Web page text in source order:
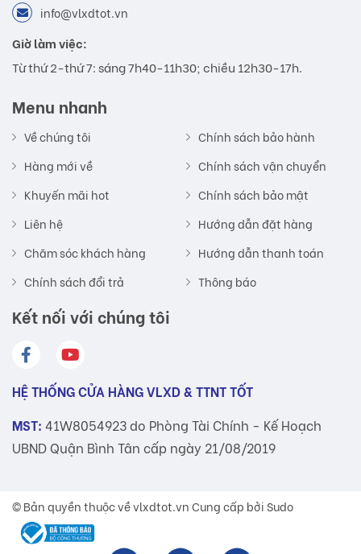
info@vlxdtot.vn
Giờ làm việc:
Từ thứ 2-thứ 7: sáng 7h40-11h30; chiều 12h30-17h.
Menu nhanh
Về chúng tôi
Hàng mới về
Khuyến mãi hot
Liên hệ
Chăm sóc khách hàng
Chính sách đổi trả
Chính sách bảo hành
Chính sách vận chuyển
Chính sách bảo mật
Hướng dẫn đặt hàng
Hướng dẫn thanh toán
Thông báo
Kết nối với chúng tôi
HỆ THỐNG CỬA HÀNG VLXD & TTNT TỐT
MST: 41W8054923 do Phòng Tài Chính - Kế Hoạch
UBND Quận Bình Tân cấp ngày 21/08/2019
© Bản quyền thuộc vềvlxdtot.vnCung cấp bởi Sudo